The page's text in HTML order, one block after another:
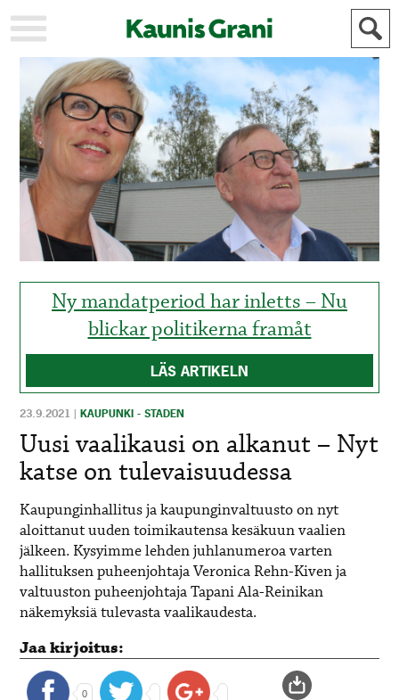
KAUPUNKI
STADEN
AJANKOHTAISTA
AKTUELLT
URHEILU
IDROTT
KULTTUURI
KULTUR
HISTORIA
HISTORIA
YLEINEN
MAINOSTAJILLE
FÖR
ANNONSÖRER
Ny mandatperiod har inletts – Nu
blickar politikerna framåt
LÄS ARTIKELN
23.9.2021 |KAUPUNKI - STADEN
Uusi vaalikausi on alkanut – Nyt
katse on tulevaisuudessa
Kaupunginhallitus ja kaupunginvaltuusto on nyt
aloittanut uuden toimikautensa kesäkuun vaalien
jälkeen. Kysyimme lehden juhlanumeroa varten
hallituksen puheenjohtaja Veronica Rehn-Kiven ja
valtuuston puheenjohtaja Tapani Ala-Reinikan
näkemyksiä tulevasta vaalikaudesta.
Jaa kirjoitus:
0